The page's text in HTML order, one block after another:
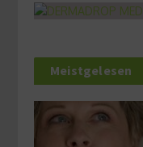
Meistgelesen